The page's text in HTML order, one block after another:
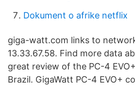
Dokument o afrike netflix
giga-watt.com links to
13.33.67.58. Find more data
great review of the PC-4
Brazil. GigaWatt PC-4 EVO+